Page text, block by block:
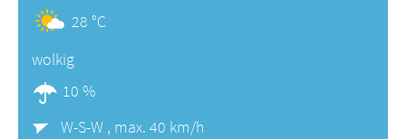
28 °C
wolkig
10 %
W-S-W , max. 40 km/h